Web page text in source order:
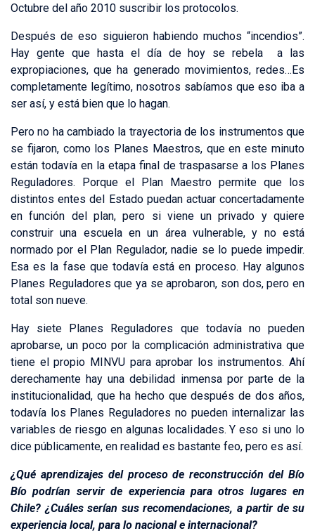
Octubre del año 2010 suscribir los protocolos.
Después de eso siguieron habiendo muchos “incendios”.
Hay gente que hasta el día de hoy se rebela a las
expropiaciones, que ha generado movimientos, redes…Es
completamente legítimo, nosotros sabíamos que eso iba a
ser así, y está bien que lo hagan.
Pero no ha cambiado la trayectoria de los instrumentos que
se fijaron, como los Planes Maestros, que en este minuto
están todavía en la etapa final de traspasarse a los Planes
Reguladores. Porque el Plan Maestro permite que los
distintos entes del Estado puedan actuar concertadamente
en función del plan, pero si viene un privado y quiere
construir una escuela en un área vulnerable, y no está
normado por el Plan Regulador, nadie se lo puede impedir.
Esa es la fase que todavía está en proceso. Hay algunos
Planes Reguladores que ya se aprobaron, son dos, pero en
total son nueve.
Hay siete Planes Reguladores que todavía no pueden
aprobarse, un poco por la complicación administrativa que
tiene el propio MINVU para aprobar los instrumentos. Ahí
derechamente hay una debilidad inmensa por parte de la
institucionalidad, que ha hecho que después de dos años,
todavía los Planes Reguladores no pueden internalizar las
variables de riesgo en algunas localidades. Y eso si uno lo
dice públicamente, en realidad es bastante feo, pero es así.
¿Qué aprendizajes del proceso de reconstrucción del Bío
Bío podrían servir de experiencia para otros lugares en
Chile? ¿Cuáles serían sus recomendaciones, a partir de su
experiencia local, para lo nacional e internacional?